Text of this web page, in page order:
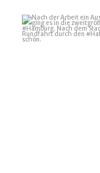
Nach der